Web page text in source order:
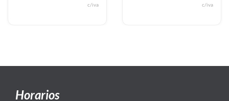
c/iva c/iva
Horarios